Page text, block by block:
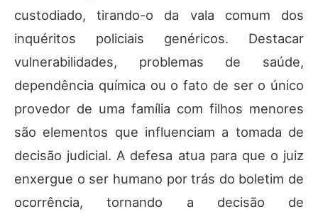
custodiado, tirando-o da vala comum dos
inquéritos policiais genéricos. Destacar
vulnerabilidades, problemas de saúde,
dependência química ou o fato de ser o único
provedor de uma família com filhos menores
são elementos que influenciam a tomada de
decisão judicial. A defesa atua para que o juiz
enxergue o ser humano por trás do boletim de
ocorrência, tornando a decisão de